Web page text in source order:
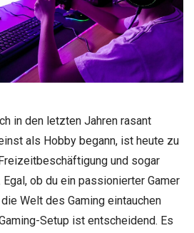
in den letzten Jahren rasant
als Hobby begann, ist heute zu
und sogar
ob du ein passionierter Gamer
Welt des Gaming eintauchen
Setup ist entscheidend. Es